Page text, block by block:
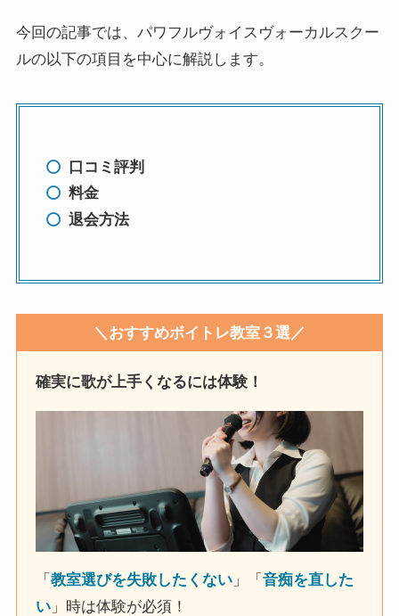
今回の記事では、パワフルヴォイスヴォーカルスクー
ルの以下の項目を中心に解説します。
口コミ評判
料金
退会方法
＼おすすめボイトレ教室３選／
確実に歌が上手くなるには体験！
「教室選びを失敗したくない 」「音痴を直した
い 」時は体験が必須！